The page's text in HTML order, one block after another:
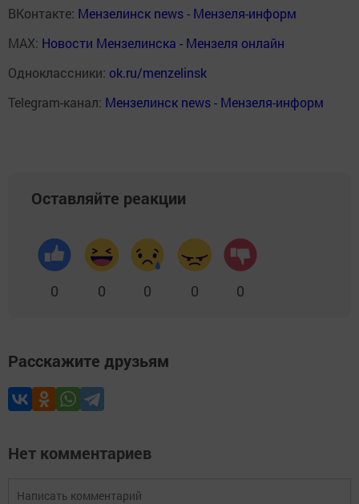
ВКонтакте: Мензелинск news - Мензеля-информ
MAX: Новости Мензелинска - Мензеля онлайн
Одноклассники: ok.ru/menzelinsk
Telegram-канал: Мензелинск news - Мензеля-информ
Оставляйте реакции
0 0 0 0 0
Расскажите друзьям
Нет комментариев